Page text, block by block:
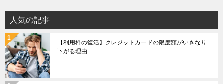
人気の記事
【利用枠の復活】クレジットカードの限度額がいきなり
下がる理由